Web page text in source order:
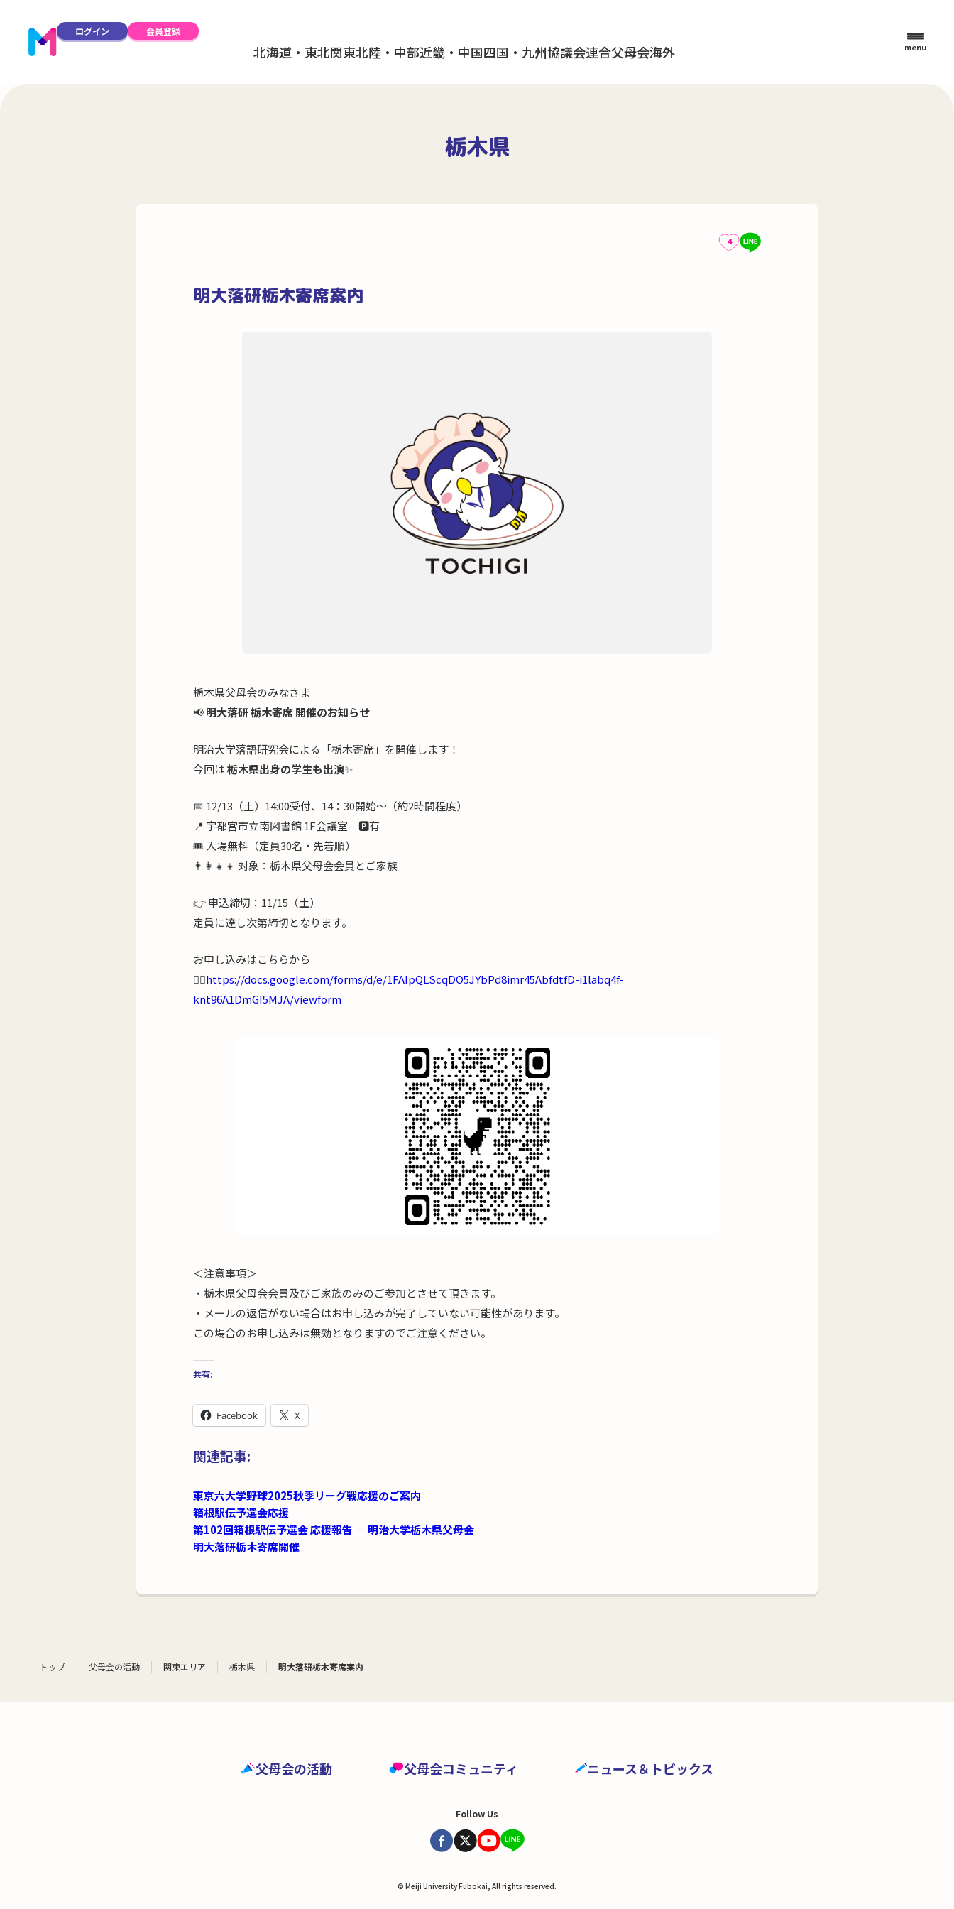
ログイン 会員登録
北海道・東北関東北陸・中部近畿・中国四国・九州協議会連合父母会海外 menu
栃木県
4
明大落研栃木寄席案内
栃木県父母会のみなさま
📢明大落研 栃木寄席 開催のお知らせ
明治大学落語研究会による「栃木寄席」を開催します！
今回は栃木県出身の学生も出演✨
📅 12/13（土）14:00受付、14：30開始～（約2時間程度）
📍 宇都宮市立南図書館 1F会議室 🅿️有
🎟 入場無料（定員30名・先着順）
👨‍👩‍👧‍👦 対象：栃木県父母会会員とご家族
👉 申込締切：11/15（土）
定員に達し次第締切となります。
お申し込みはこちらから
💁‍♂️https://docs.google.com/forms/d/e/1FAIpQLScqDO5JYbPd8imr45AbfdtfD-i1labq4f-
knt96A1DmGI5MJA/viewform
＜注意事項＞
・栃木県父母会会員及びご家族のみのご参加とさせて頂きます。
・メールの返信がない場合はお申し込みが完了していない可能性があります。
この場合のお申し込みは無効となりますのでご注意ください。
共有:
Facebook X
関連記事:
東京六大学野球2025秋季リーグ戦応援のご案内
箱根駅伝予選会応援
第102回箱根駅伝予選会 応援報告 — 明治大学栃木県父母会
明大落研栃木寄席開催
トップ 父母会の活動 関東エリア 栃木県 明大落研栃木寄席案内
父母会の活動 父母会コミュニティ ニュース＆トピックス
Follow Us
© Meiji University Fubokai, All rights reserved.